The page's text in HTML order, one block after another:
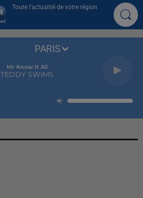
Toute l'actualité de votre région
Mr Know It All
TEDDY SWIMS
PARIS